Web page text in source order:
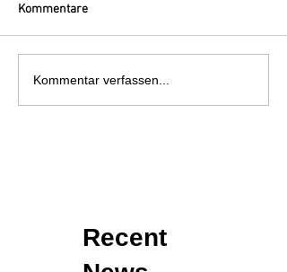
Kommentare
Kommentar verfassen...
Recent